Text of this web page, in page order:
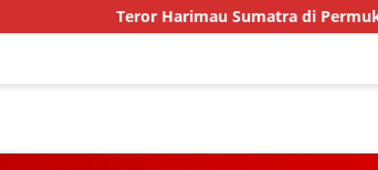
Teror Harimau Sumatra di Permukiman